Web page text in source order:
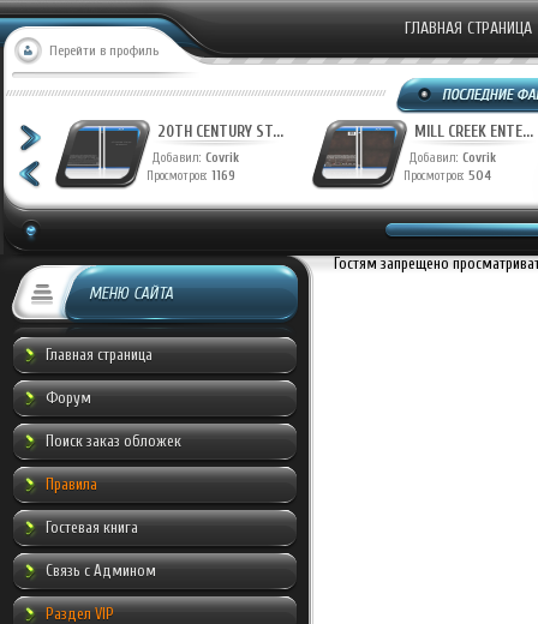
Перейти в профиль
ГЛАВНАЯ СТРАНИЦА
20TH CENTURY ST...
Добавил: Covrik
Просмотров: 1169
MILL CREEK ENTE...
Добавил: Covrik
Просмотров: 504
МЕНЮ САЙТА
Главная страница
Форум
Поиск заказ обложек
Правила
Гостевая книга
Связь с Админом
Раздел VIP
Гостям запрещено